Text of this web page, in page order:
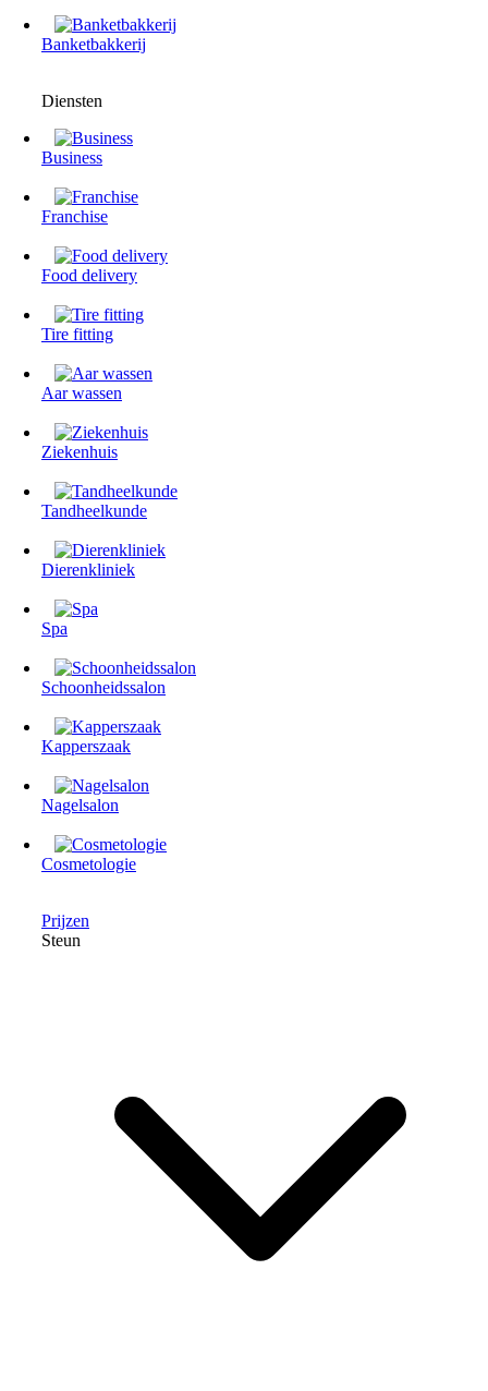
Banketbakkerij
Diensten
Business
Franchise
Food delivery
Tire fitting
Aar wassen
Ziekenhuis
Tandheelkunde
Dierenkliniek
Spa
Schoonheidssalon
Kapperszaak
Nagelsalon
Cosmetologie
Prijzen
Steun